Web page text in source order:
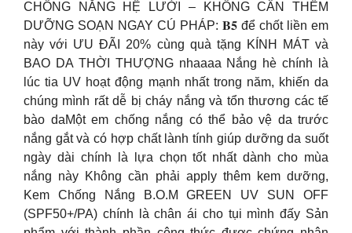
CHỐNG NẮNG HỆ LƯỜI – KHÔNG CẦN THÊM
DƯỠNG SOẠN NGAY CÚ PHÁP: 𝐁𝟓 để chốt liền em
này với ƯU ĐÃI 20% cùng quà tặng KÍNH MÁT và
BAO DA THỜI THƯỢNG nhaaaa Nắng hè chính là
lúc tia UV hoạt động mạnh nhất trong năm, khiến da
chúng mình rất dễ bị cháy nắng và tổn thương các tế
bào daMột em chống nắng có thể bảo vệ da trước
nắng gắt và có hợp chất lành tính giúp dưỡng da suốt
ngày dài chính là lựa chọn tốt nhất dành cho mùa
nắng này Không cần phải apply thêm kem dưỡng,
Kem Chống Nắng B.O.M GREEN UV SUN OFF
(SPF50+/PA) chính là chân ái cho tụi mình đấy Sản